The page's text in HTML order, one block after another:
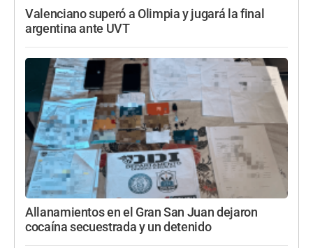
Valenciano superó a Olimpia y jugará la final
argentina ante UVT
Allanamientos en el Gran San Juan dejaron
cocaína secuestrada y un detenido